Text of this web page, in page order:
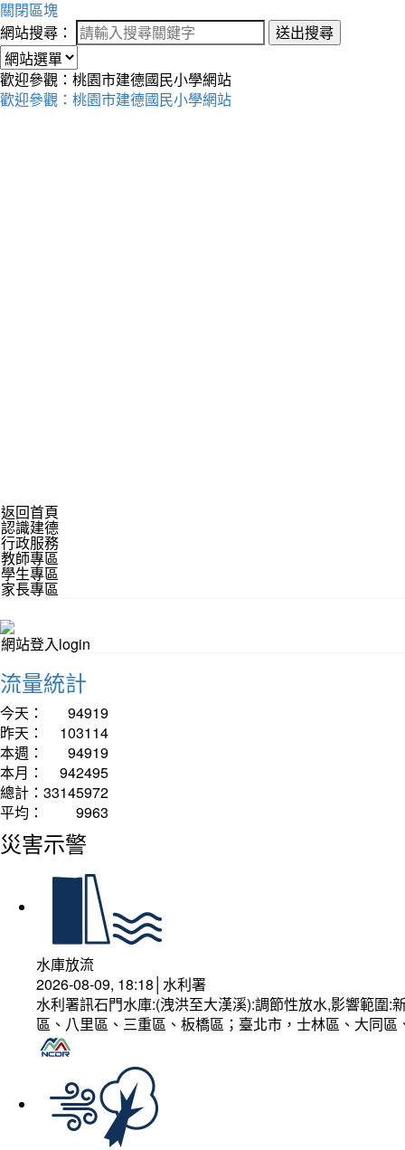
關閉區塊
網站搜尋：
送出搜尋
歡迎參觀：桃園市建德國民小學網站
歡迎參觀：桃園市建德國民小學網站
返回首頁
認識建德
行政服務
教師專區
學生專區
家長專區
網站登入login
流量統計
今天：
94919
昨天：
103114
本週：
94919
本月：
942495
總計： 33145972
平均：
9963
災害示警
水庫放流
2026-08-09, 18:18│水利署
水利署訊石門水庫:(洩洪至大漢溪):調節性放水,影響範圍
區、八里區、三重區、板橋區；臺北市，士林區、大同